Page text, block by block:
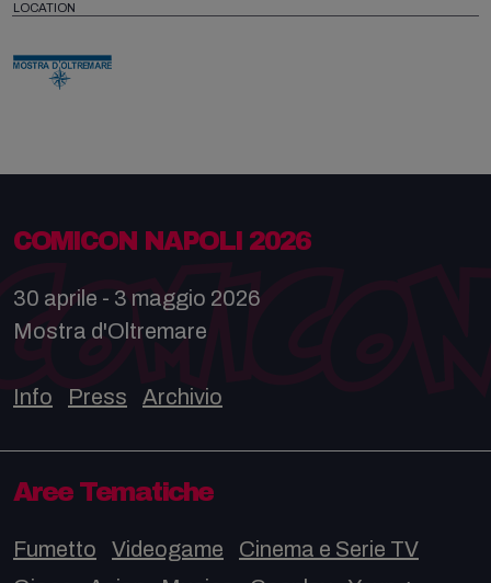
LOCATION
COMICON NAPOLI 2026
30 aprile - 3 maggio 2026
Mostra d'Oltremare
Info Press Archivio
Aree Tematiche
Fumetto Videogame
Cinema e Serie TV